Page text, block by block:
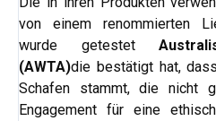
von einem renommierten
wurde getestet
(AWTA)die bestätigt hat,
Schafen stammt, die nicht
Engagement für eine